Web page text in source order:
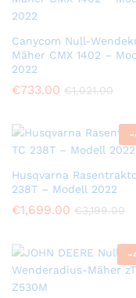
Canycom Null-
Mäher CMX 1402 –
2022
€733.00 €1,021.00
-
Husqvarna
238T – Modell 2022
€1,699.00 €3,199.00
-